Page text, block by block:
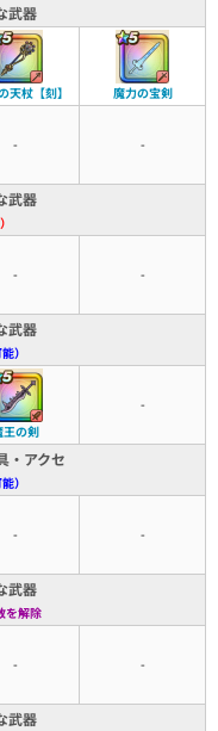
武器
天杖【刻】 魔力の宝剣
- -
武器
- -
武器
）
王の剣
-
・アクセ
）
- -
武器
を解除
- -
武器